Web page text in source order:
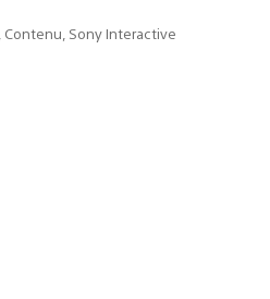
Sony Interactive